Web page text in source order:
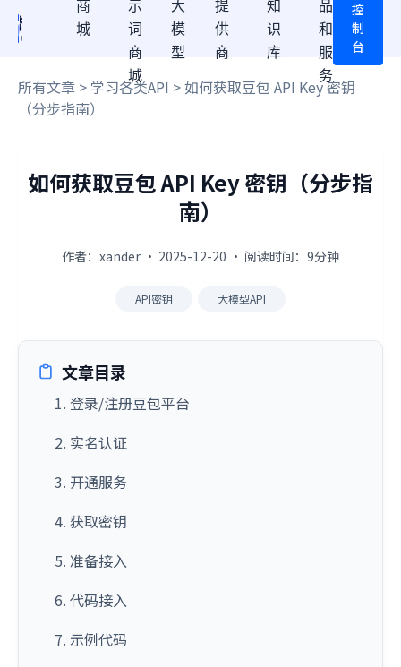
商
城
示
词
商
城
大
模
型
提
供
商
知
识
库
品
和
服
务
控
制
台
所有文章 >学习各类API > 如何获取豆包 API Key 密钥
（分步指南）
如何获取豆包 API Key 密钥（分步指
南）
作者：xander · 2025-12-20 · 阅读时间：9分钟
API密钥 大模型API
文章目录
1. 登录/注册豆包平台
2. 实名认证
3. 开通服务
4. 获取密钥
5. 准备接入
6. 代码接入
7. 示例代码